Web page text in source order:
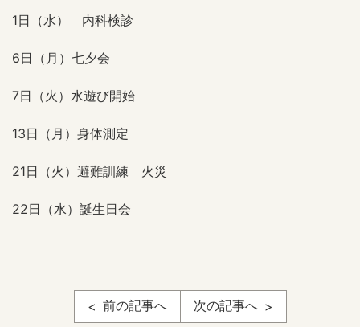
1日（水） 内科検診
6日（月）七夕会
7日（火）水遊び開始
13日（月）身体測定
21日（火）避難訓練 火災
22日（水）誕生日会
前の記事へ 次の記事へ